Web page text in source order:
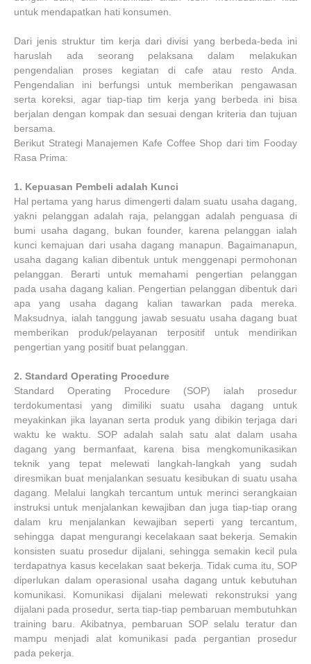
untuk mendapatkan hati konsumen.
Dari jenis struktur tim kerja dari divisi yang berbeda-beda ini
haruslah ada seorang pelaksana dalam melakukan
pengendalian proses kegiatan di cafe atau resto Anda.
Pengendalian ini berfungsi untuk memberikan pengawasan
serta koreksi, agar tiap-tiap tim kerja yang berbeda ini bisa
berjalan dengan kompak dan sesuai dengan kriteria dan tujuan
bersama.
Berikut Strategi Manajemen Kafe Coffee Shop dari tim Fooday
Rasa Prima:
1. Kepuasan Pembeli adalah Kunci
Hal pertama yang harus dimengerti dalam suatu usaha dagang,
yakni pelanggan adalah raja, pelanggan adalah penguasa di
bumi usaha dagang, bukan founder, karena pelanggan ialah
kunci kemajuan dari usaha dagang manapun. Bagaimanapun,
usaha dagang kalian dibentuk untuk menggenapi permohonan
pelanggan. Berarti untuk memahami pengertian pelanggan
pada usaha dagang kalian. Pengertian pelanggan dibentuk dari
apa yang usaha dagang kalian tawarkan pada mereka.
Maksudnya, ialah tanggung jawab sesuatu usaha dagang buat
memberikan produk/pelayanan terpositif untuk mendirikan
pengertian yang positif buat pelanggan.
2. Standard Operating Procedure
Standard Operating Procedure (SOP) ialah prosedur
terdokumentasi yang dimiliki suatu usaha dagang untuk
meyakinkan jika layanan serta produk yang dibikin terjaga dari
waktu ke waktu. SOP adalah salah satu alat dalam usaha
dagang yang bermanfaat, karena bisa mengkomunikasikan
teknik yang tepat melewati langkah-langkah yang sudah
diresmikan buat menjalankan sesuatu kesibukan di suatu usaha
dagang. Melalui langkah tercantum untuk merinci serangkaian
instruksi untuk menjalankan kewajiban dan juga tiap-tiap orang
dalam kru menjalankan kewajiban seperti yang tercantum,
sehingga dapat mengurangi kecelakaan saat bekerja. Semakin
konsisten suatu prosedur dijalani, sehingga semakin kecil pula
terdapatnya kasus kecelakan saat bekerja. Tidak cuma itu, SOP
diperlukan dalam operasional usaha dagang untuk kebutuhan
komunikasi. Komunikasi dijalani melewati rekonstruksi yang
dijalani pada prosedur, serta tiap-tiap pembaruan membutuhkan
training baru. Akibatnya, pembaruan SOP selalu teratur dan
mampu menjadi alat komunikasi pada pergantian prosedur
pada pekerja.